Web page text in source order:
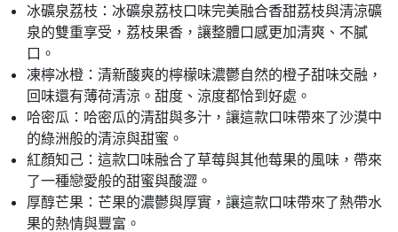
冰礦泉荔枝：冰礦泉荔枝口味完美融合香甜荔枝與清涼礦
泉的雙重享受，荔枝果香，讓整體口感更加清爽、不膩
口。
凍檸冰橙：清新酸爽的檸檬味濃鬱自然的橙子甜味交融，
回味還有薄荷清涼。甜度、涼度都恰到好處。
哈密瓜：哈密瓜的清甜與多汁，讓這款口味帶來了沙漠中
的綠洲般的清涼與甜蜜。
紅顏知己：這款口味融合了草莓與其他莓果的風味，帶來
了一種戀愛般的甜蜜與酸澀。
厚醇芒果：芒果的濃鬱與厚實，讓這款口味帶來了熱帶水
果的熱情與豐富。